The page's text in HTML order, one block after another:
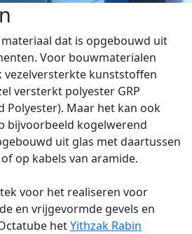
dat is opgebouwd uit
Voor bouwmaterialen
vezelversterkte kunststoffen
versterkt polyester GRP
Polyester). Maar het kan ook
bijvoorbeeld kogelwerend
uit glas met daartussen
op kabels van aramide.
voor het realiseren voor
en vrijgevormde gevels en
hetYithzak Rabin